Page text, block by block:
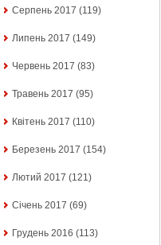
Серпень 2017 (119)
Липень 2017 (149)
Червень 2017 (83)
Травень 2017 (95)
Квітень 2017 (110)
Березень 2017 (154)
Лютий 2017 (121)
Січень 2017 (69)
Грудень 2016 (113)